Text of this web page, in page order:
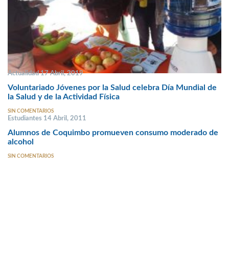
Actualidad 17 Abril, 2019
Voluntariado Jóvenes por la Salud celebra Día Mundial de
la Salud y de la Actividad Física
SIN COMENTARIOS
Estudiantes 14 Abril, 2011
Alumnos de Coquimbo promueven consumo moderado de
alcohol
SIN COMENTARIOS